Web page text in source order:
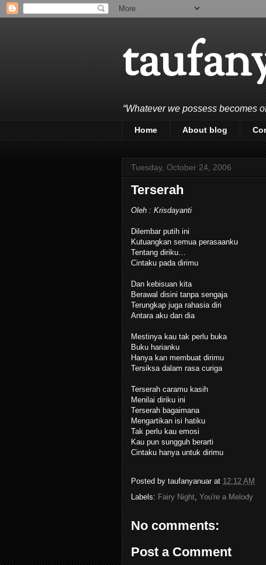
“Whatever we possess becomes
Home About blog
Tuesday, October 24, 2006
Terserah
Oleh : Krisdayanti
Dilembar putih ini
Kutuangkan semua perasaanku
Tentang diriku…
Cintaku pada dirimu
Dan kebisuan kita
Berawal disini tanpa sengaja
Terungkap juga rahasia diri
Antara aku dan dia
Mestinya kau tak perlu buka
Buku harianku
Hanya kan membuat dirimu
Tersiksa dalam rasa curiga
Terserah caramu kasih
Menilai diriku ini
Terserah bagaimana
Mengartikan isi hatiku
Tak perlu kau emosi
Kau pun sungguh berarti
Cintaku hanya untuk dirimu
Posted by taufanyanuar at 12:12 AM
Labels: Fairy Night You're a Melody
No comments:
Post a Comment